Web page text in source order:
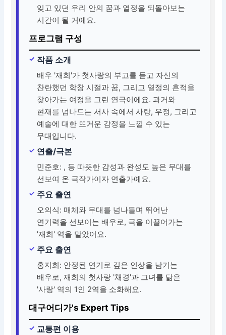
잊고 있던 우리 안의 꿈과 열정을 되돌아보는
시간이 될 거예요.
프로그램 구성
작품 소개
배우 '재희'가 첫사랑의 부고를 듣고 자신의
찬란했던 학창 시절과 꿈, 그리고 열정의 흔적을
찾아가는 여정을 그린 연극이에요. 과거와
현재를 넘나드는 서사 속에서 사랑, 우정, 그리고
예술에 대한 뜨거운 감정을 느낄 수 있는
무대입니다.
연출/극본
민준호: , 등 따뜻한 감성과 완성도 높은 무대를
선보여 온 극작가이자 연출가예요.
주요 출연
오의식: 매체와 무대를 넘나들며 뛰어난
연기력을 선보이는 배우로, 극을 이끌어가는
'재희' 역을 맡았어요.
주요 출연
홍지희: 안정된 연기로 깊은 인상을 남기는
배우로, 재희의 첫사랑 '채경'과 그녀를 닮은
'사랑' 역의 1인 2역을 소화해요.
대구어디가's Expert Tips
교통편 이용